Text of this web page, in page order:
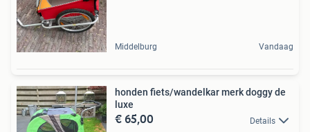
Middelburg Vandaag
honden fiets/wandelkar merk doggy de
luxe
€ 65,00 Details